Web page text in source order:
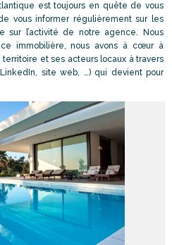
est toujours en quête de vous
vous informer régulièrement sur les
sur l’activité de notre agence. Nous
immobilière, nous avons à cœur à
territoire et ses acteurs locaux à travers
site web, …) qui devient pour